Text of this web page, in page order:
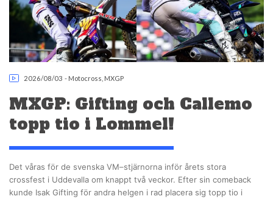
2026/08/03 - Motocross MXGP
MXGP: Gifting och Callemo
topp tio i Lommel!
Det våras för de svenska VM–stjärnorna inför årets stora
crossfest i Uddevalla om knappt två veckor. Efter sin comeback
kunde Isak Gifting för andra helgen i rad placera sig topp tio i